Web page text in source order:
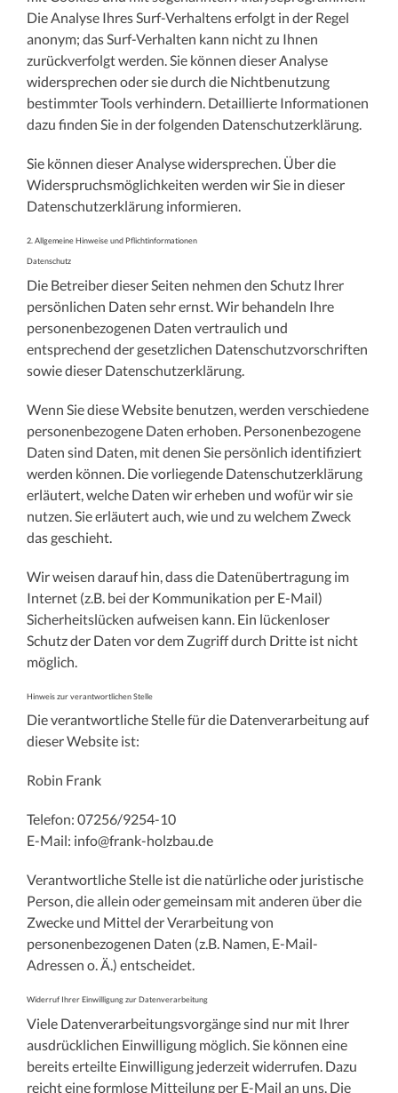
Die Analyse Ihres Surf-Verhaltens erfolgt in der Regel
anonym; das Surf-Verhalten kann nicht zu Ihnen
zurückverfolgt werden. Sie können dieser Analyse
widersprechen oder sie durch die Nichtbenutzung
bestimmter Tools verhindern. Detaillierte Informationen
dazu finden Sie in der folgenden Datenschutzerklärung.
Sie können dieser Analyse widersprechen. Über die
Widerspruchsmöglichkeiten werden wir Sie in dieser
Datenschutzerklärung informieren.
2. Allgemeine Hinweise und Pflichtinformationen
Datenschutz
Die Betreiber dieser Seiten nehmen den Schutz Ihrer
persönlichen Daten sehr ernst. Wir behandeln Ihre
personenbezogenen Daten vertraulich und
entsprechend der gesetzlichen Datenschutzvorschriften
sowie dieser Datenschutzerklärung.
Wenn Sie diese Website benutzen, werden verschiedene
personenbezogene Daten erhoben. Personenbezogene
Daten sind Daten, mit denen Sie persönlich identifiziert
werden können. Die vorliegende Datenschutzerklärung
erläutert, welche Daten wir erheben und wofür wir sie
nutzen. Sie erläutert auch, wie und zu welchem Zweck
das geschieht.
Wir weisen darauf hin, dass die Datenübertragung im
Internet (z.B. bei der Kommunikation per E-Mail)
Sicherheitslücken aufweisen kann. Ein lückenloser
Schutz der Daten vor dem Zugriff durch Dritte ist nicht
möglich.
Hinweis zur verantwortlichen Stelle
Die verantwortliche Stelle für die Datenverarbeitung auf
dieser Website ist:
Robin Frank
Telefon: 07256/9254-10
E-Mail: info@frank-holzbau.de
Verantwortliche Stelle ist die natürliche oder juristische
Person, die allein oder gemeinsam mit anderen über die
Zwecke und Mittel der Verarbeitung von
personenbezogenen Daten (z.B. Namen, E-Mail-
Adressen o. Ä.) entscheidet.
Widerruf Ihrer Einwilligung zur Datenverarbeitung
Viele Datenverarbeitungsvorgänge sind nur mit Ihrer
ausdrücklichen Einwilligung möglich. Sie können eine
bereits erteilte Einwilligung jederzeit widerrufen. Dazu
reicht eine formlose Mitteilung per E-Mail an uns. Die